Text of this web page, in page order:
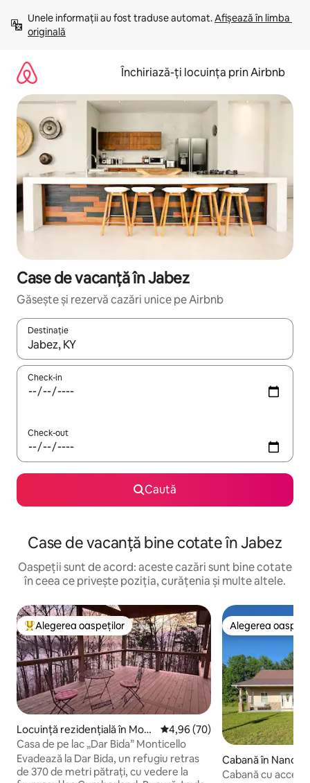
mergi
conținut
Unele informații au fost traduse automat. Afișează în limba
originală
Închiriază-ți locuința prin Airbnb
Case de vacanță în Jabez
Găsește și rezervă cazări unice pe Airbnb
Destinație
Când se încarcă rezultatele, navighează folosind tastele
Check-in
Check-out
Caută
Case de vacanță bine cotate în Jabez
Oaspeții sunt de acord: aceste cazări sunt bine cotate
în ceea ce privește poziția, curățenia și multe altele.
Locuință din topul categoriei Alegerea oaspeților
Alegerea oaspeților
Locuință rezidențială în Mont
icello
Scor mediu de 4,96 din 5, 70
4,96 (70)
Casa de pe lac „Dar Bida” Monticello
Evadează la Dar Bida, un refugiu retras
de 370 de metri pătrați, cu vedere la
Alegerea
Alegerea
Cabană în Nancy
Cabană cu acces